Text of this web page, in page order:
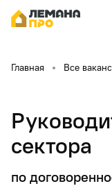
Главная Все
сектора
по